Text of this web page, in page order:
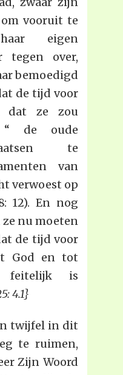
om vooruit te
eigen
tegen over,
bemoedigd
de tijd voor
dat ze zou
“ de oude
te
van
verwoest op
12). En nog
ze nu moeten
de tijd voor
God en tot
feitelijk is
4.1}
twijfel in dit
te ruimen,
Zijn Woord